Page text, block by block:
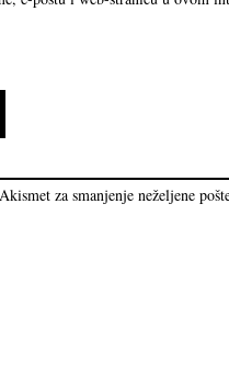
za smanjenje neželjene